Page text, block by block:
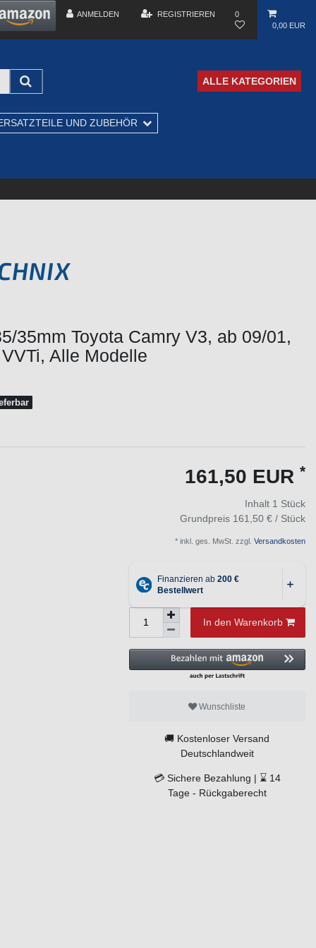
ANMELDEN REGISTRIEREN
0
0,00 EUR
ALLE KATEGORIEN
UND ZUBEHÖR
35mm Toyota Camry V3, ab 09/01,
Alle Modelle
161,50 EUR *
Inhalt 1 Stück
Grundpreis 161,50 € / Stück
* inkl. ges. MwSt. zzgl. Versandkosten
In den Warenkorb
Wunschliste
🚚 Kostenloser Versand
Deutschlandweit
💳 Sichere Bezahlung | ⌛ 14
Tage - Rückgaberecht